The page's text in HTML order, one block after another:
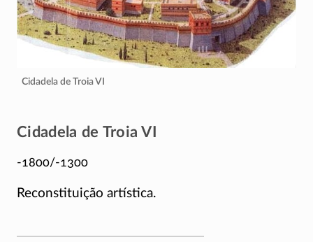
Cidadela de Troia VI
Cidadela de Troia VI
-1800/-1300
Reconstituição artística.